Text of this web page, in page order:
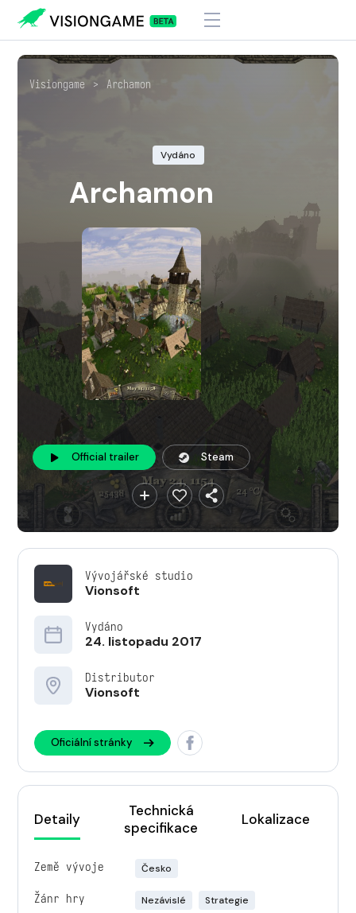
Visiongame > Archamon
Vydáno
Archamon
Official trailer Steam
Vývojářské studio
Vionsoft
Vydáno
24. listopadu 2017
Distributor
Vionsoft
Oficiální stránky
Detaily
Technická
specifikace
Lokalizace
Země vývoje Česko
Žánr hry Nezávislé Strategie